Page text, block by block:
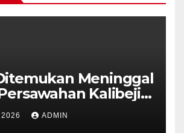
Meninggal
Kalibeji,
Tidak Ada
ADMIN